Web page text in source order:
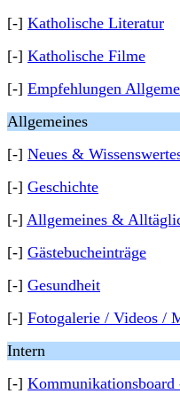
[-] Katholische Literatur
[-] Katholische Filme
[-] Empfehlungen
Allgemeines
[-] Neues &
[-] Geschichte
[-] Allgemeines &
[-] Gästebucheinträge
[-] Gesundheit
[-] Fotogalerie / Videos /
Intern
[-] Kommunikationsboard